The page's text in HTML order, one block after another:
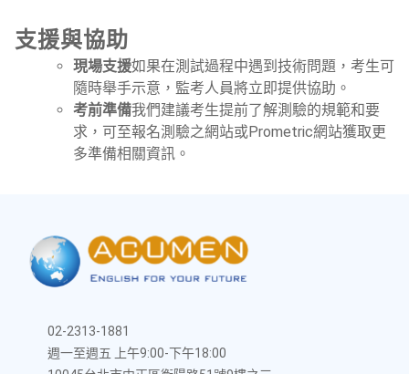
支援與協助
現場支援如果在測試過程中遇到技術問題，考生可
隨時舉手示意，監考人員將立即提供協助。
考前準備我們建議考生提前了解測驗的規範和要
求，可至報名測驗之網站或Prometric網站獲取更
多準備相關資訊。
02-2313-1881
週一至週五 上午9:00-下午18:00